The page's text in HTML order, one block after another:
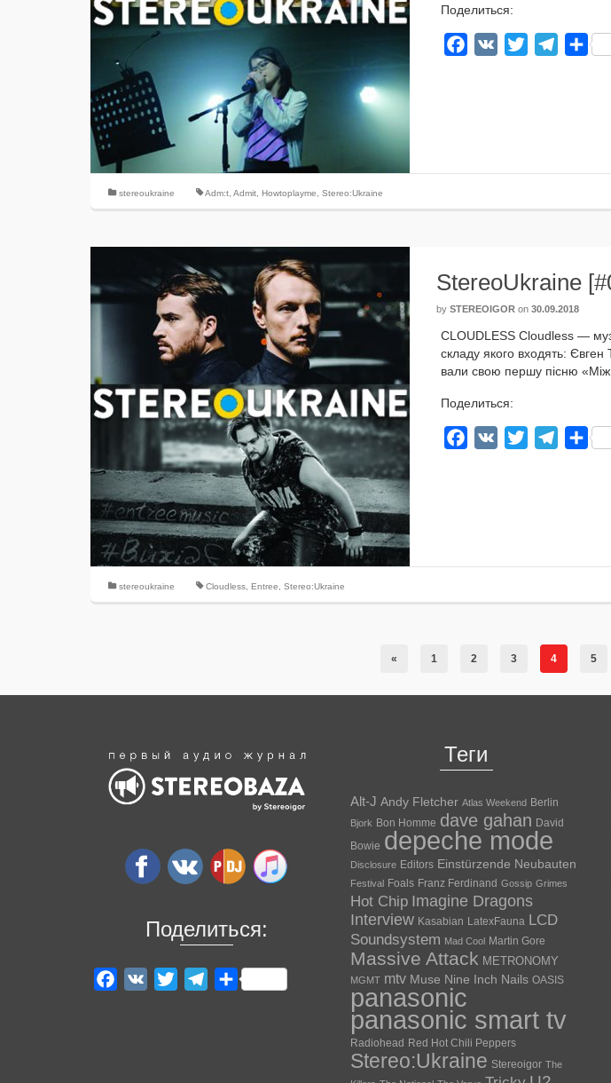
Поделиться:
Facebook
VK Twitter Telegram
stereoukraine Adm:t Admit Howtoplayme Stereo:Ukraine
StereoUkraine
by STEREOIGOR on 30.09.2018
CLOUDLESS Cloudless —
скла­ду яко­го вхо­дять:
ва­ли свою пер­шу піс­ню
Поделиться:
Facebook
VK Twitter Telegram
stereoukraine Cloudless Entree Stereo:Ukraine
« 1 2 3 4 5
Поделиться:
Facebook
VK Twitter TelegramОтправить
Теги
Alt-J Andy Fletcher Atlas Weekend Berlin
Bjork Bon Homme dave gahan David
Bowie depeche mode
Disclosure Editors Einstürzende Neubauten
Festival Foals Franz Ferdinand Gossip Grimes
Hot Chip Imagine Dragons
Interview Kasabian LatexFauna LCD
Soundsystem Mad Cool Martin Gore
Massive Attack METRONOMY
MGMT mtv Muse Nine Inch Nails OASIS
panasonic
panasonic smart tv
Radiohead Red Hot Chili Peppers
Stereo:Ukraine Stereoigor The